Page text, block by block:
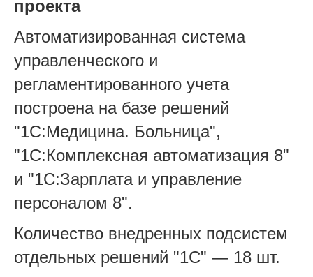
проекта
Автоматизированная система
управленческого и
регламентированного учета
построена на базе решений
"1С:Медицина. Больница",
"1С:Комплексная автоматизация 8"
и "1С:Зарплата и управление
персоналом 8".
Количество внедренных подсистем
отдельных решений "1С" — 18 шт.